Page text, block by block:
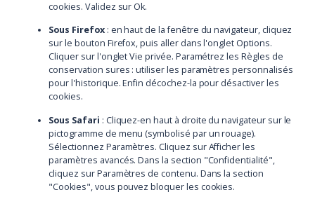
cookies. Validez sur Ok.
Sous Firefox: en haut de la fenêtre du navigateur, cliquez
sur le bouton Firefox, puis aller dans l'onglet Options.
Cliquer sur l'onglet Vie privée. Paramétrez les Règles de
conservation sures : utiliser les paramètres personnalisés
pour l'historique. Enfin décochez-la pour désactiver les
cookies.
Sous Safari : Cliquez-en haut à droite du navigateur sur le
pictogramme de menu (symbolisé par un rouage).
Sélectionnez Paramètres. Cliquez sur Afficher les
paramètres avancés. Dans la section "Confidentialité",
cliquez sur Paramètres de contenu. Dans la section
"Cookies", vous pouvez bloquer les cookies.